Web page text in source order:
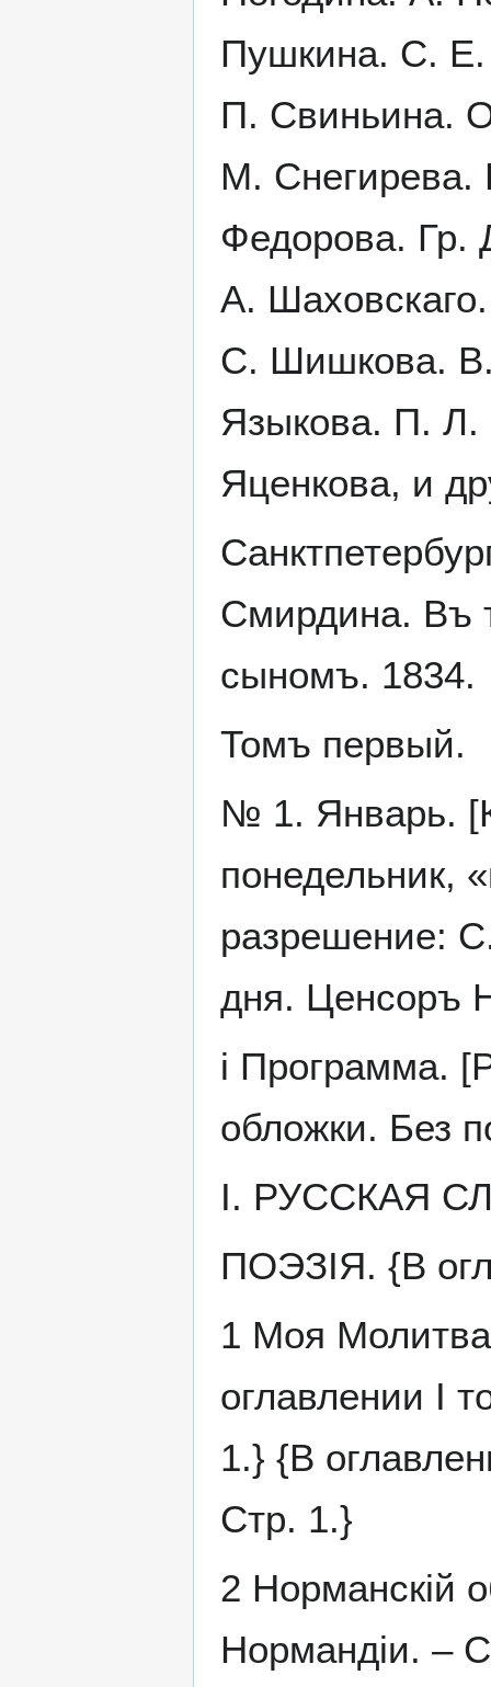
Пушкина. С. Е.
П. Свиньина.
М. Снегирева.
Федорова. Гр.
А.
С. Шишкова.
Языкова. П.
Яценкова, и
Смирдина. Въ
сыномъ. 1834.
Томъ первый.
№ 1. Январь.
понедельник,
разрешение:
дня. Ценсоръ
i Программа.
обложки. Без
I. РУССКАЯ
ПОЭЗІЯ. {В
1 Моя
оглавлении I
1.} {В
Стр. 1.}
2 Норманскій
Нормандіи. –